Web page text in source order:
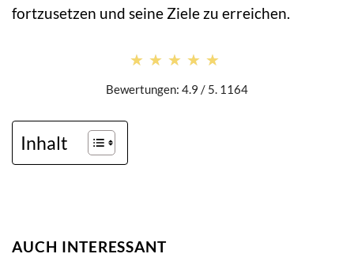
fortzusetzen und seine Ziele zu erreichen.
★★★★★
★★★★★
Bewertungen: 4.9 / 5. 1164
Inhalt
AUCH INTERESSANT